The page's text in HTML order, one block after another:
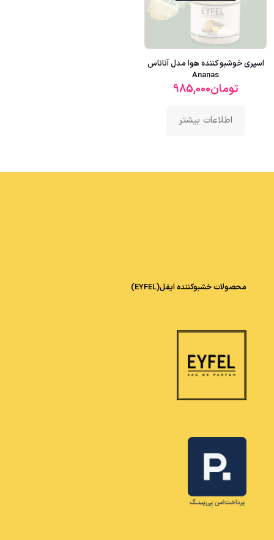
اسپری خوشبو کننده هوا مدل آناناس
Ananas
تومان985,000
اطلاعات بیشتر
محصولات خشبوکننده ایفل(EYFEL)